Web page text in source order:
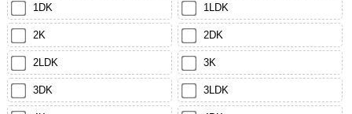
1DK 1LDK
2K 2DK
2LDK 3K
3DK 3LDK